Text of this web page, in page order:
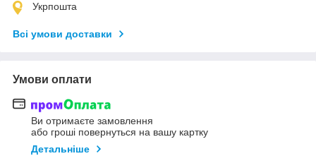
Укрпошта
Всі умови доставки
Умови оплати
Ви отримаєте замовлення
або гроші повернуться на вашу картку
Детальніше